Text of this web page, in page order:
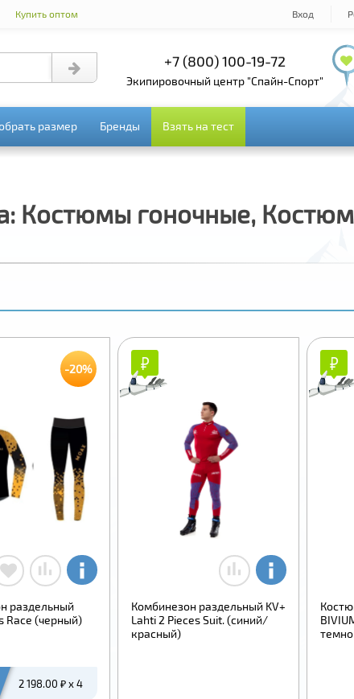
Купить оптом Вход
+7 (495) 978-61-54
экипировочный центр "Спайн-Спорт"
размер
размер Бренды
Бренды Взять на тест
Взять на тест
Костюмы гоночные,
раздельный
Race (черный)
2 198.00 ₽ x 4
-20% ₽
₽
Комбинезон раздельный KV+
Lahti 2 Pieces Suit. (синий/
красный)
₽
₽